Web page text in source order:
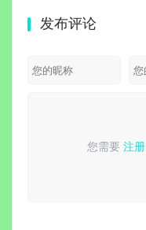
v2026.2.0 直
发布评论
您需要 注册
请登录或